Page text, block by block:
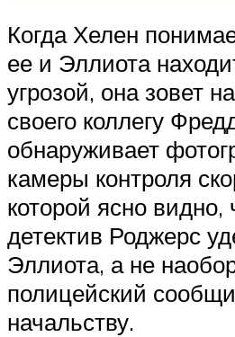
Когда Хелен
ее и Эллиота
угрозой, она зовет
своего коллегу
обнаруживает
камеры контроля
которой ясно видно,
детектив Роджерс
Эллиота, а не
полицейский
начальству.